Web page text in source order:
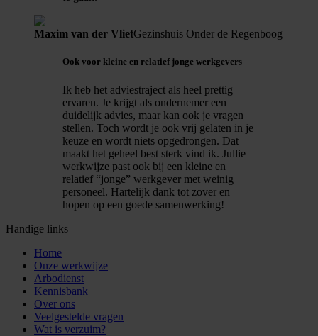
Maxim van der VlietGezinshuis Onder de Regenboog
Ook voor kleine en relatief jonge werkgevers
Ik heb het adviestraject als heel prettig
ervaren. Je krijgt als ondernemer een
duidelijk advies, maar kan ook je vragen
stellen. Toch wordt je ook vrij gelaten in je
keuze en wordt niets opgedrongen. Dat
maakt het geheel best sterk vind ik. Jullie
werkwijze past ook bij een kleine en
relatief “jonge” werkgever met weinig
personeel. Hartelijk dank tot zover en
hopen op een goede samenwerking!
Handige links
Home
Onze werkwijze
Arbodienst
Kennisbank
Over ons
Veelgestelde vragen
Wat is verzuim?